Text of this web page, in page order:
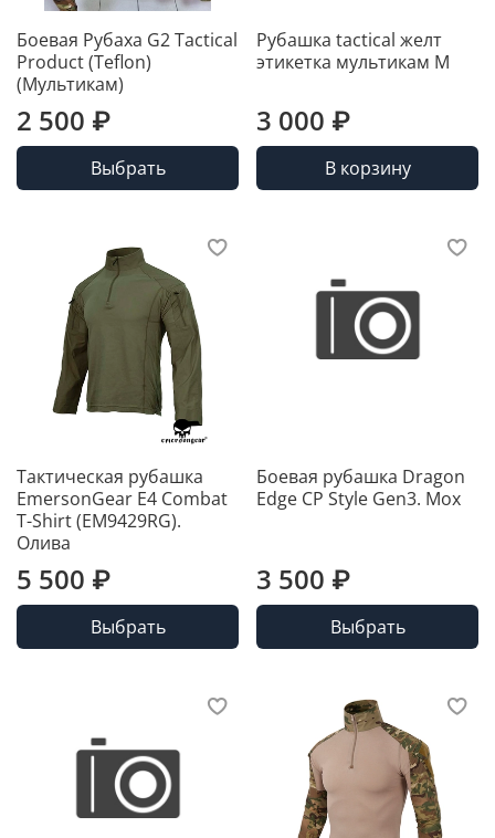
Боевая Рубаха G2 Tactical
Product (Teflon)
(Мультикам)
2 500 ₽
Выбрать
Рубашка tactical желт
этикетка мультикам M
3 000 ₽
В корзину
Тактическая рубашка
EmersonGear E4 Сombat
T-Shirt (EM9429RG).
Олива
5 500 ₽
Выбрать
Боевая рубашка Dragon
Edge CP Style Gen3. Мох
3 500 ₽
Выбрать